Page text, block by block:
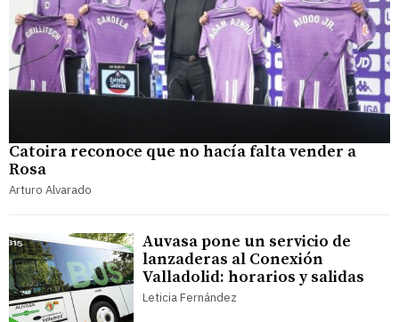
Catoira reconoce que no hacía falta vender a
Rosa
Arturo Alvarado
Auvasa pone un servicio de
lanzaderas al Conexión
Valladolid: horarios y salidas
Leticia Fernández